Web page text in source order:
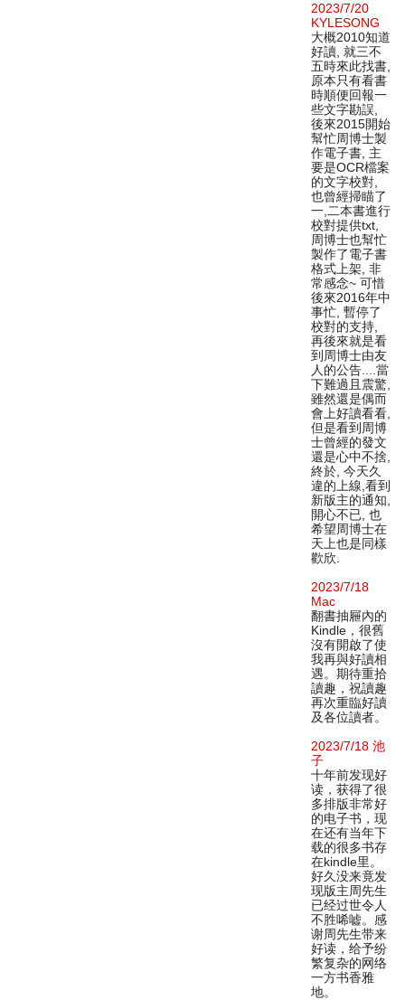
2023/7/20
KYLESONG
大概2010知道
好讀, 就三不
五時來此找書,
原本只有看書
時順便回報一
些文字勘誤,
後來2015開始
幫忙周博士製
作電子書, 主
要是OCR檔案
的文字校對,
也曾經掃瞄了
一,二本書進行
校對提供txt,
周博士也幫忙
製作了電子書
格式上架, 非
常感念~ 可惜
後來2016年中
事忙, 暫停了
校對的支持,
再後來就是看
到周博士由友
人的公告....當
下難過且震驚,
雖然還是偶而
會上好讀看看,
但是看到周博
士曾經的發文
還是心中不捨,
終於, 今天久
違的上線,看到
新版主的通知,
開心不已, 也
希望周博士在
天上也是同樣
歡欣.
2023/7/18
Mac
翻書抽屜內的
Kindle，很舊
沒有開啟了使
我再與好讀相
遇。期待重拾
讀趣，祝讀趣
再次重臨好讀
及各位讀者。
2023/7/18 池
子
十年前发现好
读，获得了很
多排版非常好
的电子书，现
在还有当年下
载的很多书存
在kindle里。
好久没来竟发
现版主周先生
已经过世令人
不胜唏嘘。感
谢周先生带来
好读，给予纷
繁复杂的网络
一方书香雅
地。